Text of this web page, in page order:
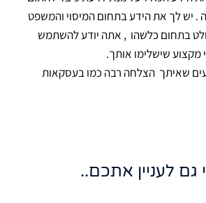
. יש לך את הידע בתחום המיסוי והמשפט
בתחום כלשהו , אתה יודע להשתמש
מקצוע שישלימו אותך.
שאיתך הצלחה רבה כמו בעסקאות
גם לעניין אתכם..